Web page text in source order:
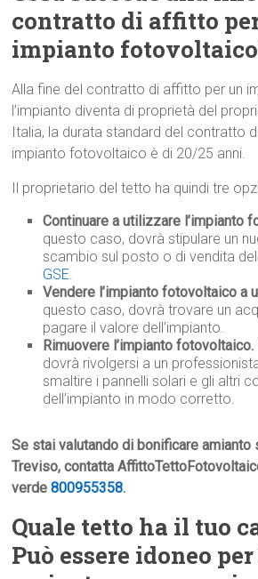
contratto di affitto
impianto
Alla fine del contratto di affitto per un
l’impianto diventa di proprietà del
Italia, la durata standard del contratto
impianto fotovoltaico è di 20/25 anni.
Il proprietario del tetto ha quindi tre
Continuare a utilizzare l’impianto
questo caso, dovrà stipulare un
scambio sul posto o di vendita
GSE.
Vendere l’impianto fotovoltaico a
questo caso, dovrà trovare un
pagare il valore dell’impianto.
Rimuovere l’impianto fotovoltaico.
dovrà rivolgersi a un
smaltire i pannelli solari e gli altri
dell’impianto in modo corretto.
Se stai valutando di bonificare amianto
Treviso, contatta
verde800955358.
Quale tetto ha il tuo
Può essere idoneo